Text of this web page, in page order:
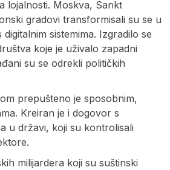
lojalnosti. Moskva, Sankt
gradovi transformisali su se u
sistemima. Izgradilo se
koje je uživalo zapadni
su se odrekli političkih
prepušteno je sposobnim,
Kreiran je i dogovor s
u državi, koji su kontrolisali
milijardera koji su suštinski